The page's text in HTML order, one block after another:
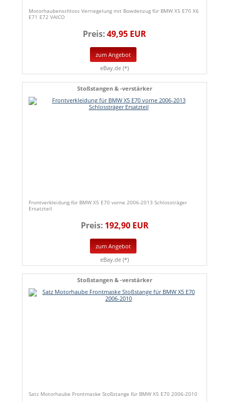
Motorhaubenschloss Verriegelung mit Bowdenzug für BMW X5 E70 X6
E71 E72 VAICO
Preis:49,95 EUR
zum Angebot
eBay.de (*)
Stoßstangen & -verstärker
Frontverkleidung für BMW X5 E70 vorne 2006-2013 Schlossträger
Ersatzteil
Preis: 192,90 EUR
zum Angebot
eBay.de (*)
Stoßstangen & -verstärker
Satz Motorhaube Frontmaske Stoßstange für BMW X5 E70 2006-2010